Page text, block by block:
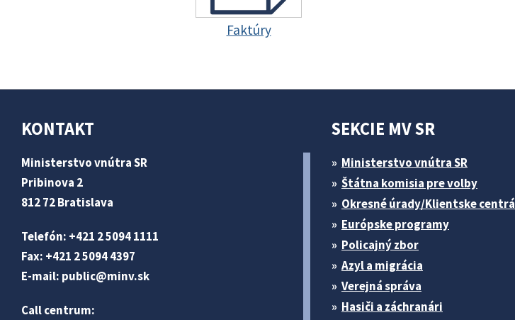
Faktúry
KONTAKT
Ministerstvo vnútra SR
Pribinova 2
812 72 Bratislava
Telefón: +421 2 5094 1111
Fax: +421 2 5094 4397
E-mail: public@minv.sk
Call centrum:
SEKCIE MV SR
Ministerstvo vnútra SR
Štátna komisia pre volby
Okresné úrady/Klientske centrá
Európske programy
Policajný zbor
Azyl a migrácia
Verejná správa
Hasiči a záchranári